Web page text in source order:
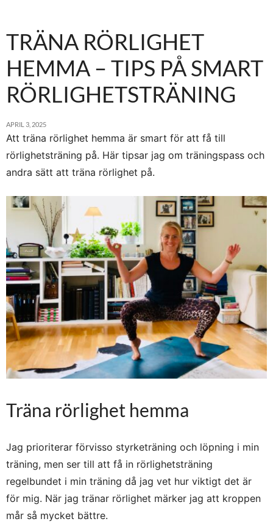
TRÄNA RÖRLIGHET
HEMMA – TIPS PÅ SMART
RÖRLIGHETSTRÄNING
APRIL 3, 2025
Att träna rörlighet hemma är smart för att få till
rörlighetsträning på. Här tipsar jag om träningspass och
andra sätt att träna rörlighet på.
Träna rörlighet hemma
Jag prioriterar förvisso styrketräning och löpning i min
träning, men ser till att få in rörlighetsträning
regelbundet i min träning då jag vet hur viktigt det är
för mig. När jag tränar rörlighet märker jag att kroppen
mår så mycket bättre.